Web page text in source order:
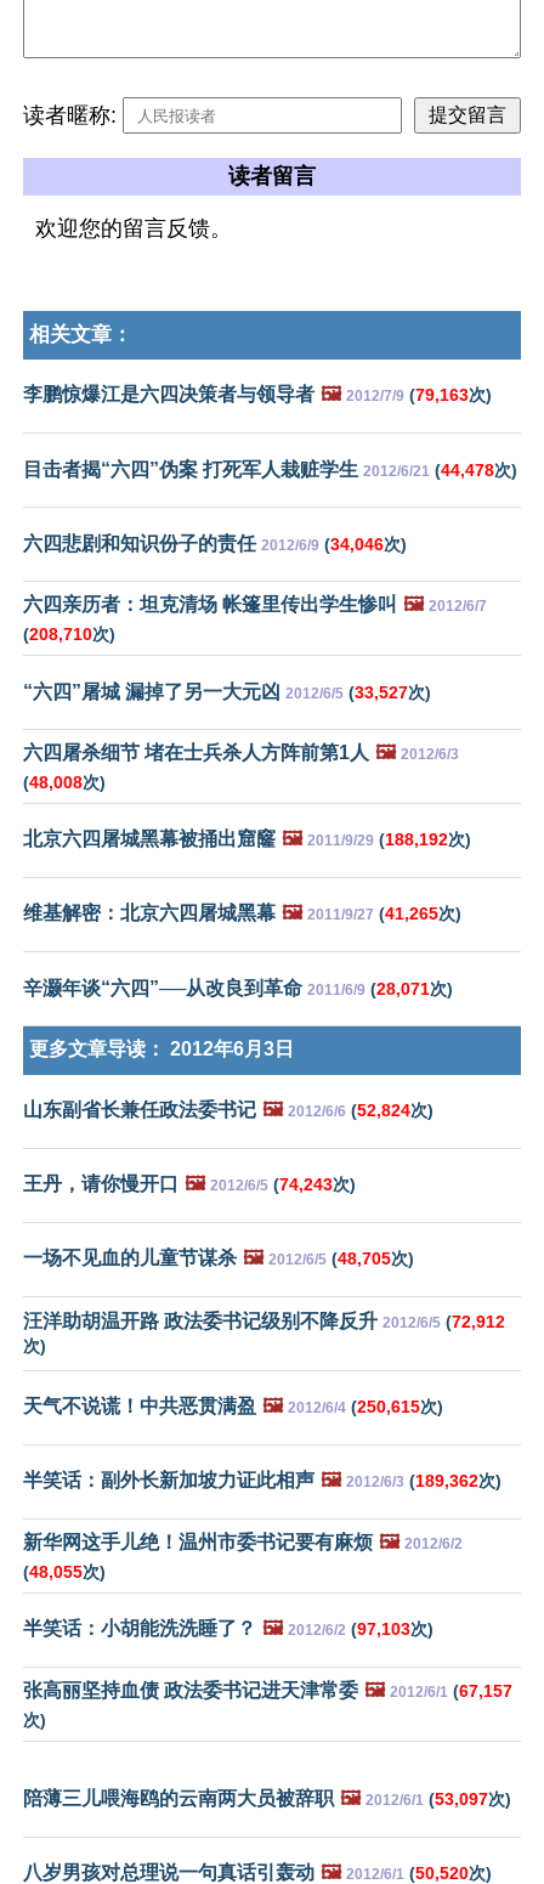
读者暱称:
读者留言
欢迎您的留言反馈。
相关文章：
李鹏惊爆江是六四决策者与领导者 🖼️ 2012/7/9 (79,163次)
目击者揭“六四”伪案 打死军人栽赃学生 2012/6/21 (44,478次)
六四悲剧和知识份子的责任 2012/6/9 (34,046次)
六四亲历者：坦克清场 帐篷里传出学生惨叫 🖼️ 2012/6/7
(208,710次)
“六四”屠城 漏掉了另一大元凶 2012/6/5 (33,527次)
六四屠杀细节 堵在士兵杀人方阵前第1人 🖼️ 2012/6/3
(48,008次)
北京六四屠城黑幕被捅出窟窿 🖼️ 2011/9/29 (188,192次)
维基解密：北京六四屠城黑幕 🖼️ 2011/9/27 (41,265次)
辛灏年谈“六四”──从改良到革命 2011/6/9 (28,071次)
更多文章导读： 2012年6月3日
山东副省长兼任政法委书记 🖼️ 2012/6/6 (52,824次)
王丹，请你慢开口 🖼️ 2012/6/5 (74,243次)
一场不见血的儿童节谋杀 🖼️ 2012/6/5 (48,705次)
汪洋助胡温开路 政法委书记级别不降反升 2012/6/5 (72,912
次)
天气不说谎！中共恶贯满盈 🖼️ 2012/6/4 (250,615次)
半笑话：副外长新加坡力证此相声 🖼️ 2012/6/3 (189,362次)
新华网这手儿绝！温州市委书记要有麻烦 🖼️ 2012/6/2
(48,055次)
半笑话：小胡能洗洗睡了？ 🖼️ 2012/6/2 (97,103次)
张高丽坚持血债 政法委书记进天津常委 🖼️ 2012/6/1 (67,157
次)
陪薄三儿喂海鸥的云南两大员被辞职 🖼️ 2012/6/1 (53,097次)
八岁男孩对总理说一句真话引轰动 🖼️ 2012/6/1 (50,520次)